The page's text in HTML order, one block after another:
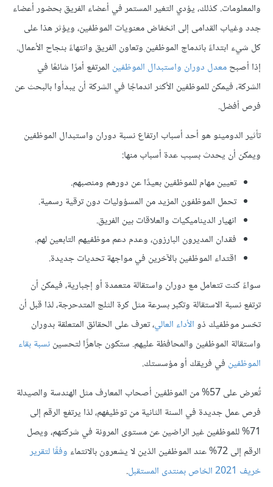
والمعلومات. كذلك، يؤدي التغير المستمر في أعضاء الفريق بحضور أعضاء
جدد وغياب القدامى إلى انخفاض معنويات الموظفين، ويؤثر هذا على
كل شيء ابتداءً باندماج الموظفين وتعاون الفريق وانتهاءً بنجاح الأعمال.
إذا أصبحمعدل دوران واستبدال الموظفين المرتفع أمرًا شائعًا في
الشركة، فيمكن للموظفين الأكثر اندماجًا في الشركة أن يبدأوا بالبحث عن
فرص أفضل.
تأثير الدومينو هو أحد أسباب ارتفاع نسبة دوران واستبدال الموظفين
ويمكن أن يحدث بسبب عدة أسباب منها:
تعيين مهام للموظفين بعيدًا عن دورهم ومنصبهم.
تحمل الموظفون المزيد من المسؤوليات دون ترقية رسمية.
انهيار الديناميكيات والعلاقات بين الفريق.
فقدان المديرون البارزون، وعدم دعم موظفيهم التابعين لهم.
اقتداء الموظفين بالآخرين في مواجهة تحديات جديدة.
سواءً كنت تتعامل مع دوران واستقالة متعمدة أو إجبارية، فيمكن أن
ترتفع نسبة الاستقالة وتكبر بسرعة مثل كرة الثلج المتدحرجة، لذا قبل أن
تخسر موظفيك ذوالأداء العالي، تعرف على الحقائق المتعلقة بدوران
واستقالة الموظفين والمحافظة عليهم. ستكون جاهزًا لتحسيننسبة بقاء
الموظفين في فريقك أو مؤسستك.
تُعرض على 57% من الموظفين أصحاب المعارف مثل الهندسة والصيدلة
فرص عمل جديدة في السنة الثانية من توظيفهم، لذا يرتفع الرقم إلى
71% للموظفين غير الراضين عن مستوى المرونة في شركتهم، ويصل
الرقم إلى 72% عند الموظفين الذين لا يشعرون بالانتماء
وفقًا لتقرير
خريف 2021 الخاص بمنتدى المستقبل
.